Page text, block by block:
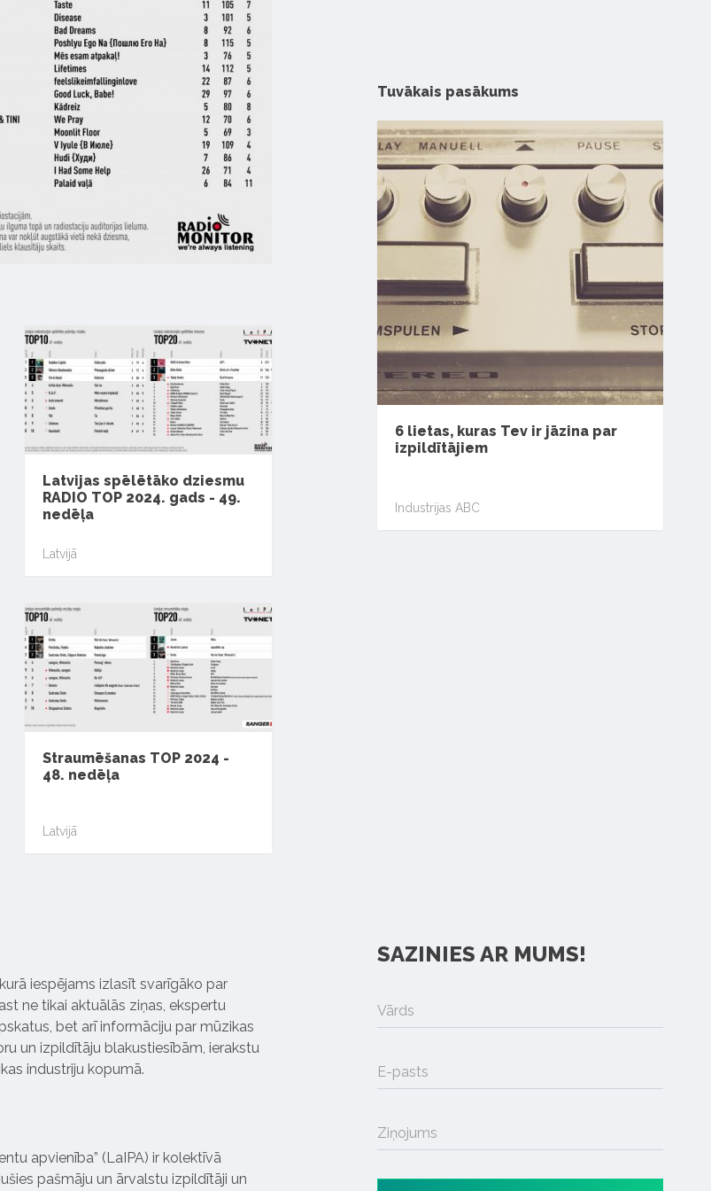
Latvijas spēlētāko dziesmu
RADIO TOP 2024. gads - 49.
nedēļa
Latvijā
Straumēšanas TOP 2024 -
48. nedēļa
Latvijā
Tuvākais pasākums
6 lietas, kuras Tev ir jāzina par
izpildītājiem
Industrijas ABC
iespējams izlasīt svarīgāko par
ne tikai aktuālās ziņas, ekspertu
bet arī informāciju par mūzikas
un izpildītāju blakustiesībām, ierakstu
industriju kopumā.
apvienība” (LaIPA) ir kolektīvā
pašmāju un ārvalstu izpildītāji un
SAZINIES AR MUMS!
Vārds
E-pasts
Ziņojums